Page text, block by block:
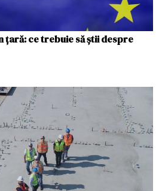
țară: ce trebuie să știi despre